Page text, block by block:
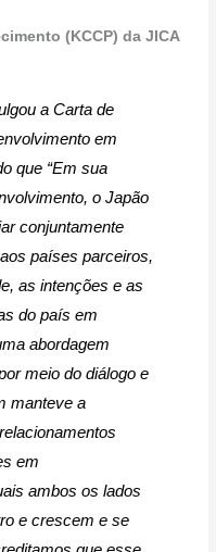
(KCCP) da JICA
a Carta de
em
que “Em sua
o Japão
conjuntamente
países parceiros,
as intenções e as
do país em
abordagem
meio do diálogo e
manteve a
em
ambos os lados
e crescem e se